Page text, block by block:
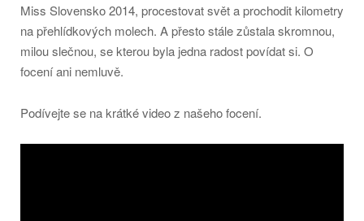
Miss Slovensko 2014, procestovat svět a prochodit kilometry
na přehlídkových molech. A přesto stále zůstala skromnou,
milou slečnou, se kterou byla jedna radost povídat si. O
focení ani nemluvě.
Podívejte se na krátké video z našeho focení.